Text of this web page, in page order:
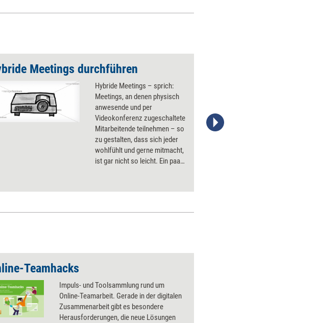
Meetings durchführen
Hybride Meetings – sprich:
Meetings, an denen physisch
anwesende und per
Videokonferenz zugeschaltete
Mitarbeitende teilnehmen – so
zu gestalten, dass sich jeder
wohlfühlt und gerne mitmacht,
ist gar nicht so leicht. Ein paar
Manuela Kordel/www.trainerkoffer.de
Teamhacks
Impuls- und Toolsammlung rund um
Online-Teamarbeit. Gerade in der digitalen
Zusammenarbeit gibt es besondere
Herausforderungen, die neue Lösungen